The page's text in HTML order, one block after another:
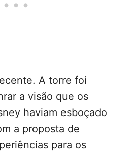
A torre foi
a visão que os
haviam esboçado
a proposta de
para os